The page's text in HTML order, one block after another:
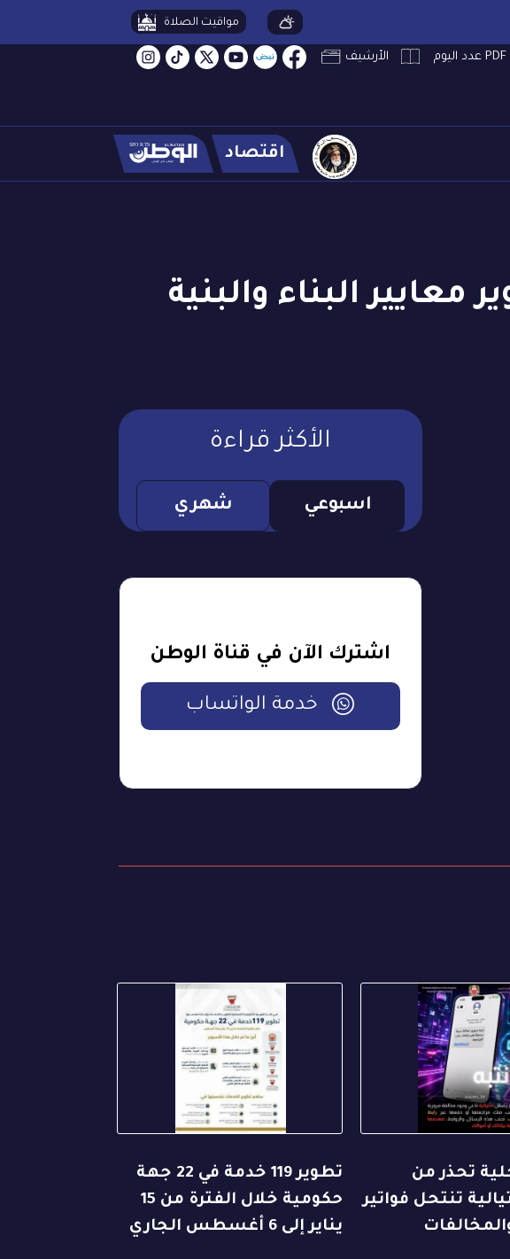
مواقيت الصلاة
PDF عدد اليوم الأرشيف
اقتصاد
البناء والبنية
الأكثر قراءة
اسبوعي شهري
اشترك الآن في قناة الوطن
خدمة الواتساب
تحذر من
تنتحل فواتير
تطوير 119 خدمة في 22 جهة
حكومية خلال الفترة من 15
يناير إلى 6 أغسطس الجاري